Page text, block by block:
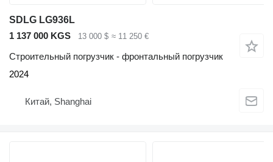
SDLG LG936L
1 137 000 KGS
13 000 $ ≈ 11 250 €
Строительный погрузчик - фронтальный погрузчик
2024
Китай, Shanghai